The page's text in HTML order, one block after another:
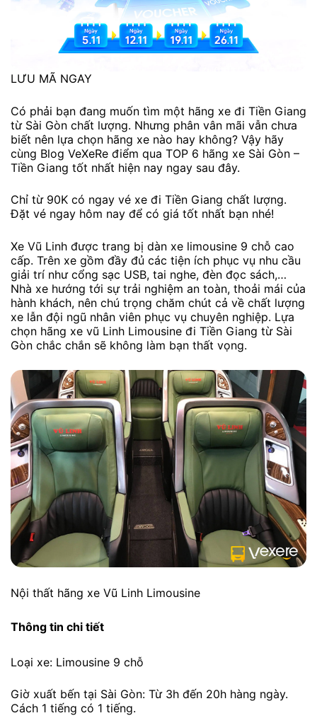
LƯU MÃ NGAY
Có phải bạn đang muốn tìm một hãng xe đi Tiền Giang
từ Sài Gòn chất lượng. Nhưng phân vân mãi vẫn chưa
biết nên lựa chọn hãng xe nào hay không? Vậy hãy
cùng Blog VeXeRe điểm qua TOP 6 hãng xe Sài Gòn –
Tiền Giang tốt nhất hiện nay ngay sau đây.
Chỉ từ 90K có ngay vé xe đi Tiền Giang chất lượng.
Đặt vé ngay hôm nay để có giá tốt nhất bạn nhé!
Xe Vũ Linh được trang bị dàn xe limousine 9 chỗ cao
cấp. Trên xe gồm đầy đủ các tiện ích phục vụ nhu cầu
giải trí như cổng sạc USB, tai nghe, đèn đọc sách,…
Nhà xe hướng tới sự trải nghiệm an toàn, thoải mái của
hành khách, nên chú trọng chăm chút cả về chất lượng
xe lẫn đội ngũ nhân viên phục vụ chuyên nghiệp. Lựa
chọn hãng xe vũ Linh Limousine đi Tiền Giang từ Sài
Gòn chắc chắn sẽ không làm bạn thất vọng.
Nội thất hãng xe Vũ Linh Limousine
Thông tin chi tiết
Loại xe: Limousine 9 chỗ
Giờ xuất bến tại Sài Gòn: Từ 3h đến 20h hàng ngày.
Cách 1 tiếng có 1 tiếng.